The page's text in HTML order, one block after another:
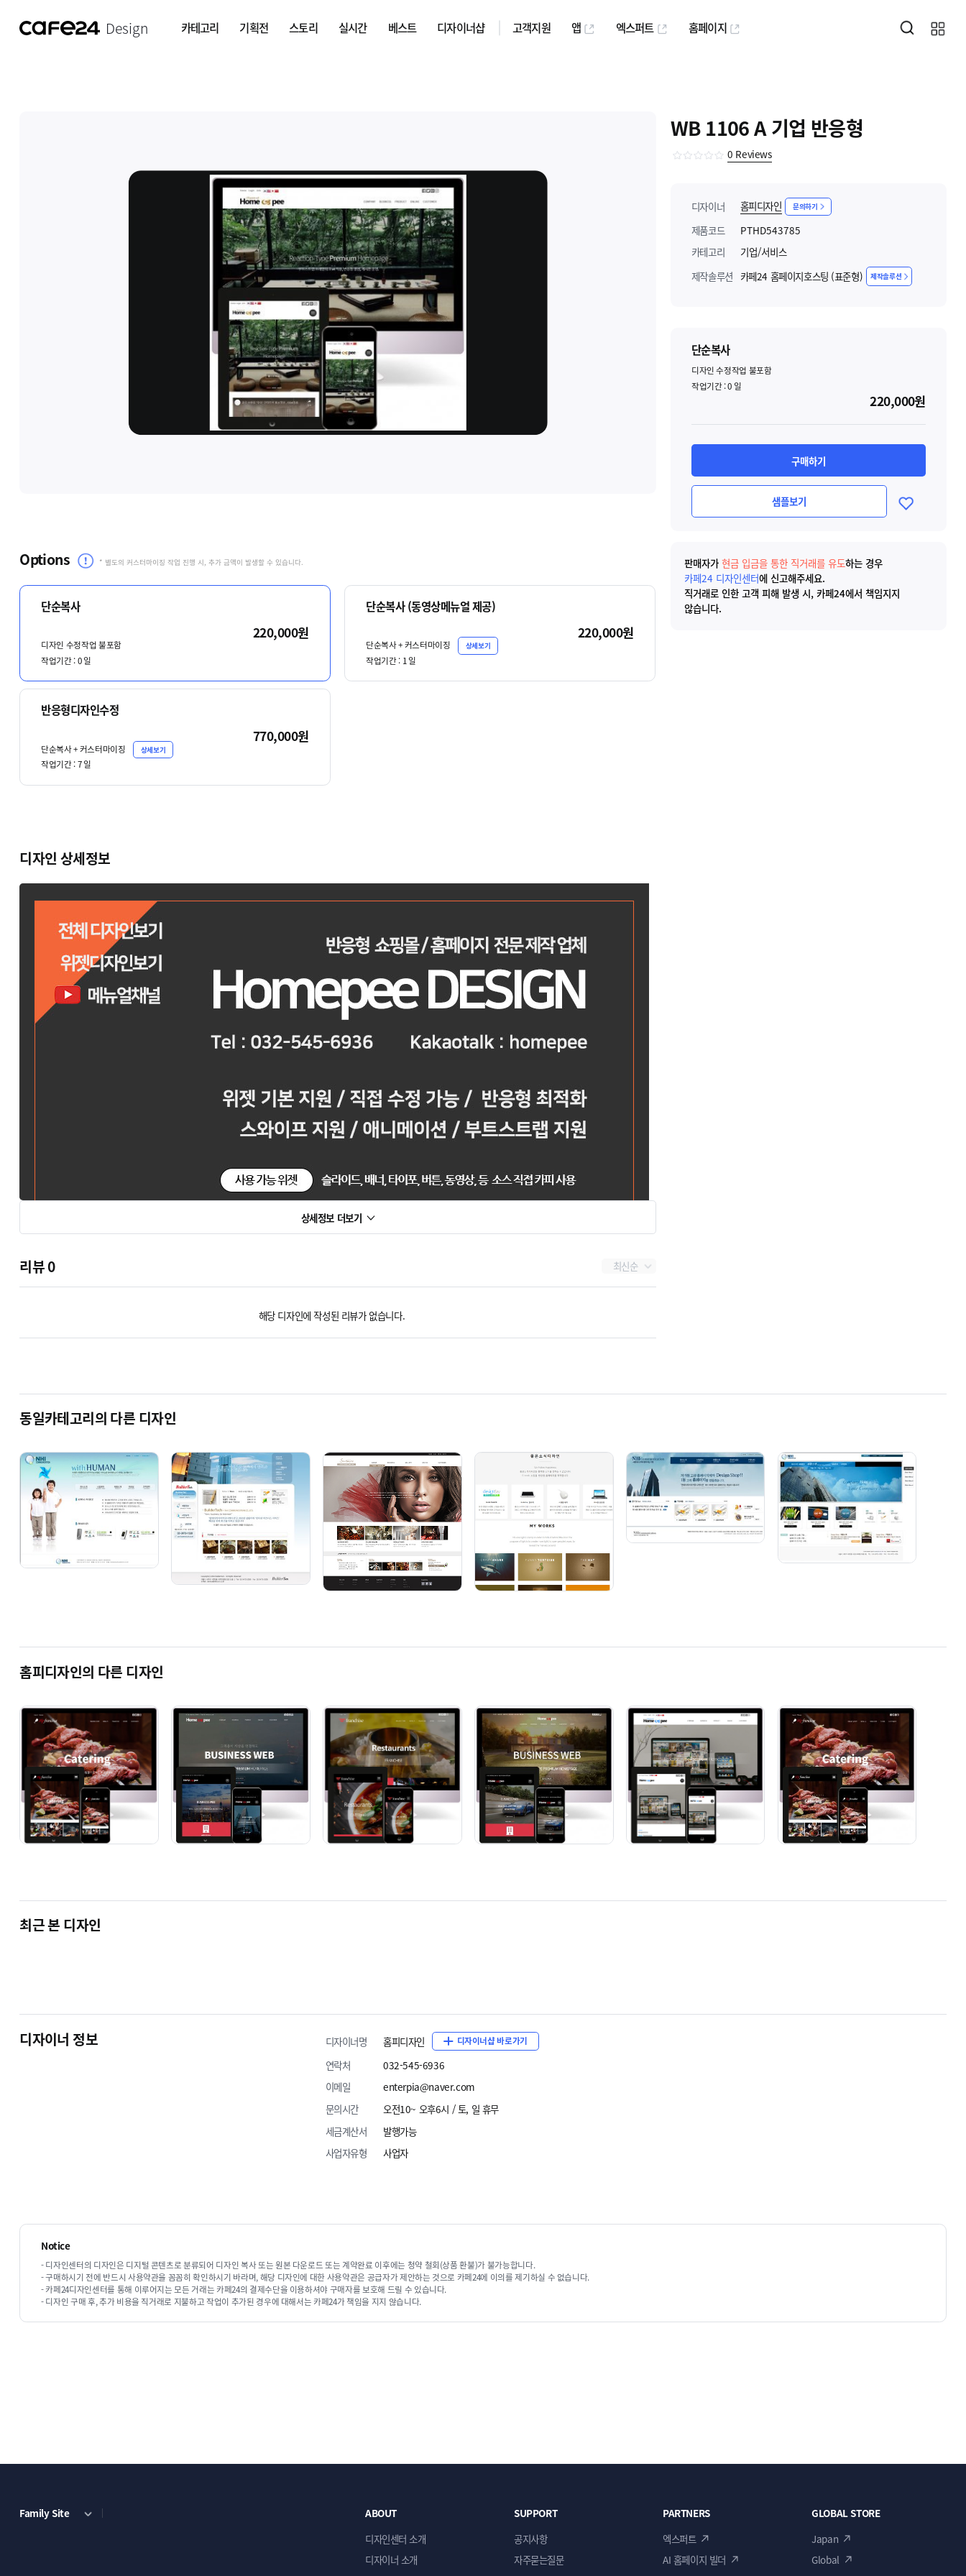
Design 카테고리 기획전 스토리 실시간 베스트 디자이너샵 고객지원 앱 엑스퍼트 홈페이지
Options * 별도의 커스터마이징 작업 진행 시, 추가 금액이 발생할 수 있습니다.
단순복사
디자인 수정작업 불포함
작업기간 :0일
220,000원
단순복사 (동영상메뉴얼 제공)
단순복사 + 커스터마이징 상세보기
작업기간 : 1일
220,000원
반응형디자인수정
단순복사 + 커스터마이징 상세보기
작업기간 :7일
770,000원
디자인 상세정보
BZer 기업반응형 - 다양한위젯, 다국어아이콘 기본내장, 팝업, 동영상제품
BZer 1001 [기업 반응형]
단순복사 : ￦ 200,000
BZer 1002 [동영상 기업]
단순복사 : ￦ 200,000
BZer 1003 [기업 반응형]
단순복사 : ￦ 200,000
BZer 1004 [기업 반응형]
단순복사 : ￦ 200,000
BZer 1024 [기업 반응형]
BZer 1025 [기업 반응형]
ECBIZ 7805 [동영상 반응형]
단순복사 : ￦ 200,000
단순복사 : ￦ 200,000
단순복사 : ￦ 200,000
상세정보 더보기
리뷰0 최신순
해당 디자인에 작성된 리뷰가 없습니다.
WB 1106 A 기업 반응형
0 Reviews
디자이너 홈피디자인 문의하기
제품코드
PTHD543785
카테고리
기업/서비스
제작솔루션 카페24 홈페이지호스팅 (표준형) 제작솔루션
단순복사
디자인 수정작업 불포함
작업기간 :0일
220,000원
구매하기
샘플보기
판매자가현금 입금을 통한 직거래를 유도하는 경우
카페24 디자인센터에 신고해주세요.
직거래로 인한 고객 피해 발생 시, 카페24에서 책임지지
않습니다.
동일카테고리의 다른 디자인
홈피디자인의 다른 디자인
최근 본 디자인
디자이너 정보 디자이너명 홈피디자인 디자이너샵 바로가기
연락처
032-545-6936
이메일
enterpia@naver.com
문의시간
오전10~ 오후6시 / 토, 일 휴무
세금계산서
발행가능
사업자유형
사업자
Notice
- 디자인센터의 디자인은 디지털 콘텐츠로 분류되어 디자인 복사 또는 원본 다운로드 또는 계약완료 이후에는 청약 철회(상품 환불)가 불가능합니다.
- 구매하시기 전에 반드시 사용약관을 꼼꼼히 확인하시기 바라며, 해당 디자인에 대한 사용약관은 공급자가 제안하는 것으로 카페24에 이의를 제기하실 수 없습니다.
- 카페24디자인센터를 통해 이루어지는 모든 거래는 카페24의 결제수단을 이용하셔야 구매자를 보호해 드릴 수 있습니다.
- 디자인 구매 후, 추가 비용을 직거래로 지불하고 작업이 추가된 경우에 대해서는 카페24가 책임을 지지 않습니다.
Family Site
ABOUT
디자인센터 소개
디자이너 소개
SUPPORT
공지사항
자주묻는질문
PARTNERS
엑스퍼트
AI 홈페이지 빌더
GLOBAL STORE
Japan
Global